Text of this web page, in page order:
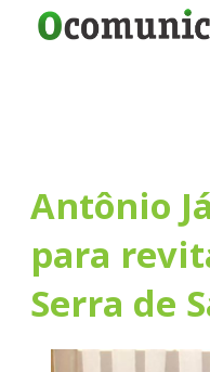
Antônio
para
Serra de